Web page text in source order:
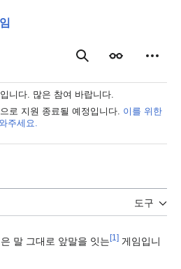
검색 보이기 개인
니다. 많은 참여 바랍니다.
로 지원 종료될 예정입니다. 이를 위한
주세요.
도구
말 그대로 앞말을 잇는 [1 ]게임입니